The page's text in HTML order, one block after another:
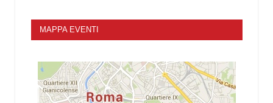
MAPPA EVENTI